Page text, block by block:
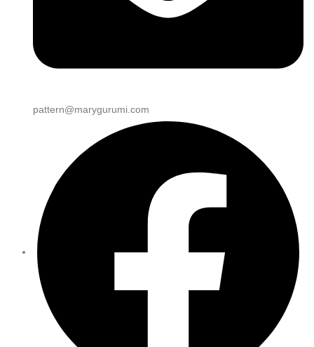
pattern@marygurumi.com